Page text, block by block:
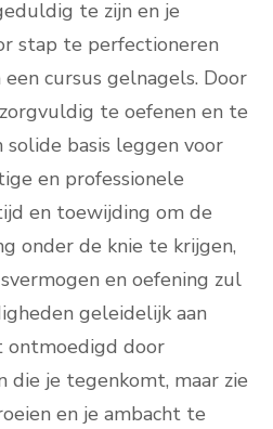
te zijn en je
stap te perfectioneren
cursus gelnagels. Door
te oefenen en te
basis leggen voor
en professionele
en toewijding om de
onder de knie te krijgen,
en oefening zul
geleidelijk aan
ontmoedigd door
je tegenkomt, maar zie
en je ambacht te